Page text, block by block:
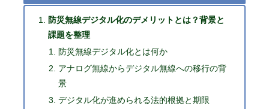
防災無線デジタル化のデメリットとは？背景と
課題を整理
防災無線デジタル化とは何か
アナログ無線からデジタル無線への移行の背
景
デジタル化が進められる法的根拠と期限